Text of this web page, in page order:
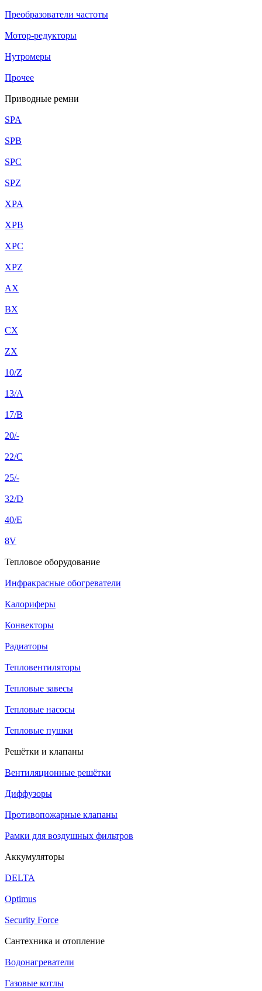
Преобразователи частоты
Мотор-редукторы
Нутромеры
Прочее
Приводные ремни
SPA
SPB
SPC
SPZ
XPA
XPB
XPC
XPZ
AX
BX
CX
ZX
10/Z
13/A
17/B
20/-
22/C
25/-
32/D
40/E
8V
Тепловое оборудование
Инфракрасные обогреватели
Калориферы
Конвекторы
Радиаторы
Тепловентиляторы
Тепловые завесы
Тепловые насосы
Тепловые пушки
Решётки и клапаны
Вентиляционные решётки
Диффузоры
Противопожарные клапаны
Рамки для воздушных фильтров
Аккумуляторы
DELTA
Optimus
Security Force
Сантехника и отопление
Водонагреватели
Газовые котлы